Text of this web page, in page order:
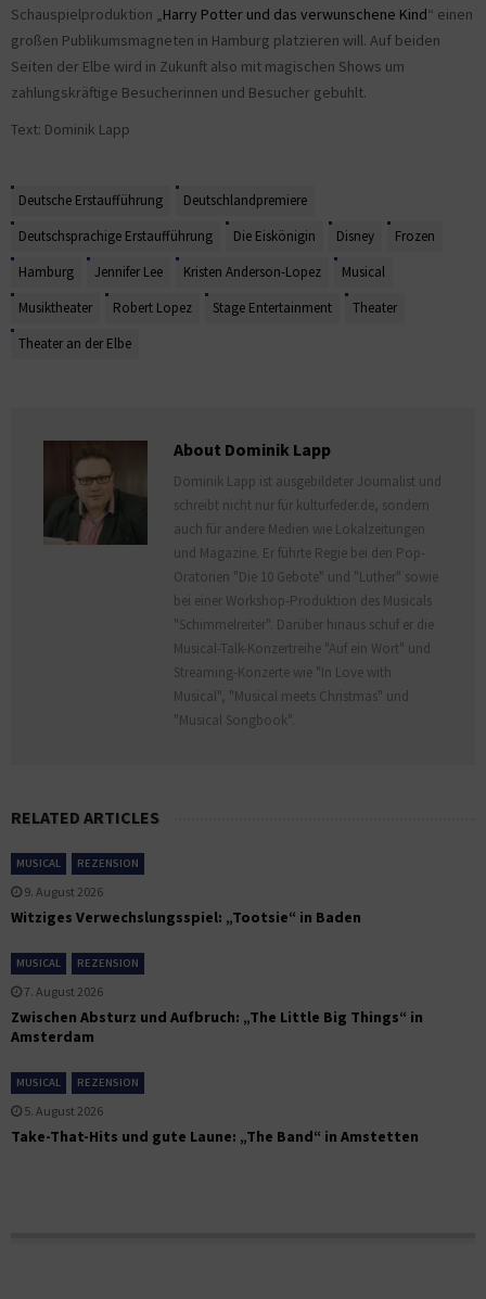
Schauspielproduktion „Harry Potter und das verwunschene Kind“ einen
großen Publikumsmagneten in Hamburg platzieren will. Auf beiden
Seiten der Elbe wird in Zukunft also mit magischen Shows um
zahlungskräftige Besucherinnen und Besucher gebuhlt.
Text: Dominik Lapp
Deutsche Erstaufführung
Deutschlandpremiere
Deutschsprachige Erstaufführung
Die Eiskönigin Disney
Frozen
Hamburg
Jennifer Lee Kristen Anderson-Lopez
Musical
Musiktheater
Robert Lopez Stage Entertainment
Theater
Theater an der Elbe
About Dominik Lapp
Dominik Lapp ist ausgebildeter Journalist und
schreibt nicht nur für kulturfeder.de, sondern
auch für andere Medien wie Lokalzeitungen
und Magazine. Er führte Regie bei den Pop-
Oratorien "Die 10 Gebote" und "Luther" sowie
bei einer Workshop-Produktion des Musicals
"Schimmelreiter". Darüber hinaus schuf er die
Musical-Talk-Konzertreihe "Auf ein Wort" und
Streaming-Konzerte wie "In Love with
Musical", "Musical meets Christmas" und
"Musical Songbook".
RELATED ARTICLES
MUSICAL REZENSION
9. August 2026
Witziges Verwechslungsspiel: „Tootsie“ in Baden
MUSICAL REZENSION
7. August 2026
Zwischen Absturz und Aufbruch: „The Little Big Things“ in
Amsterdam
MUSICAL REZENSION
5. August 2026
Take-That-Hits und gute Laune: „The Band“ in Amstetten